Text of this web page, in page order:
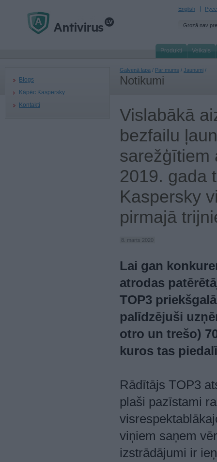
English
Grozā nav
Produkti Veikals
Blogs
Kāpēc Kaspersky
Kontakti
Galvenā lapa / Par mums / Jaunumi /
Notikumi
Vislabākā
bezfailu
sarežģītiem
2019. gada
Kaspersky
pirmajā
8. marts 2020
Lai gan
atrodas
TOP3
palīdzējuši
otro un trešo)
kuros tas
Rādītājs TOP3
plaši pazīstami
viņiem saņem
izstrādājumi ir